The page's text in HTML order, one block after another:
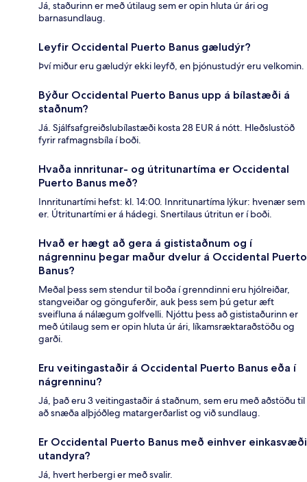
Já, staðurinn er með útilaug sem er opin hluta úr ári og
barnasundlaug.
Leyfir Occidental Puerto Banus gæludýr?
Því miður eru gæludýr ekki leyfð, en þjónustudýr eru velkomin.
Býður Occidental Puerto Banus upp á bílastæði á
staðnum?
Já. Sjálfsafgreiðslubílastæði kosta 28 EUR á nótt. Hleðslustöð
fyrir rafmagnsbíla í boði.
Hvaða innritunar- og útritunartíma er Occidental
Puerto Banus með?
Innritunartími hefst: kl. 14:00. Innritunartíma lýkur: hvenær sem
er. Útritunartími er á hádegi. Snertilaus útritun er í boði.
Hvað er hægt að gera á gististaðnum og í
nágrenninu þegar maður dvelur á Occidental Puerto
Banus?
Meðal þess sem stendur til boða í grenndinni eru hjólreiðar,
stangveiðar og gönguferðir, auk þess sem þú getur æft
sveifluna á nálægum golfvelli. Njóttu þess að gististaðurinn er
með útilaug sem er opin hluta úr ári, líkamsræktaraðstöðu og
garði.
Eru veitingastaðir á Occidental Puerto Banus eða í
nágrenninu?
Já, það eru 3 veitingastaðir á staðnum, sem eru með aðstöðu til
að snæða alþjóðleg matargerðarlist og við sundlaug.
Er Occidental Puerto Banus með einhver einkasvæði
utandyra?
Já, hvert herbergi er með svalir.